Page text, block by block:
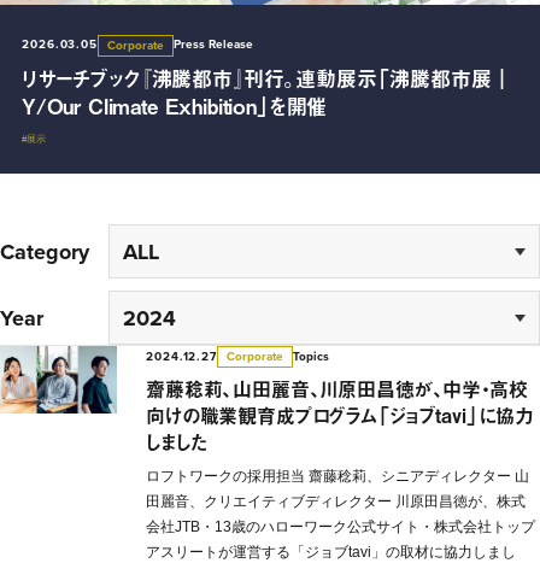
2026.07.24 Corporate Press Release
福島県飯舘村に「FabCafe Fukushima」が2026年7月25
日オープン
#コレクティブインパクト
2026.05.20 Corporate Press Release
千葉市・亥鼻公園内「いのはな亭」にFabCafe Chibaを6月
1日オープン
#地域
2026.03.05 Corporate Press Release
リサーチブック『沸騰都市』刊行。連動展示「沸騰都市展｜
Y/Our Climate Exhibition」を開催
#展示
2025.10.06 Corporate Topics
100年後の世界のために描く 未来に向けた価値創造物語
Aru Societyメディアサイト “Aru Commons Media”を公
開
Category
Year
2024.12.27 Corporate Topics
齋藤稔莉、山田麗音、川原田昌徳が、中学・高校
向けの職業観育成プログラム「ジョブtavi」に協力
しました
ロフトワークの採用担当 齋藤稔莉、シニアディレクター 山
田麗音、クリエイティブディレクター 川原田昌徳が、株式
会社JTB・13歳のハローワーク公式サイト・株式会社トップ
アスリートが運営する「ジョブtavi」の取材に協力しまし